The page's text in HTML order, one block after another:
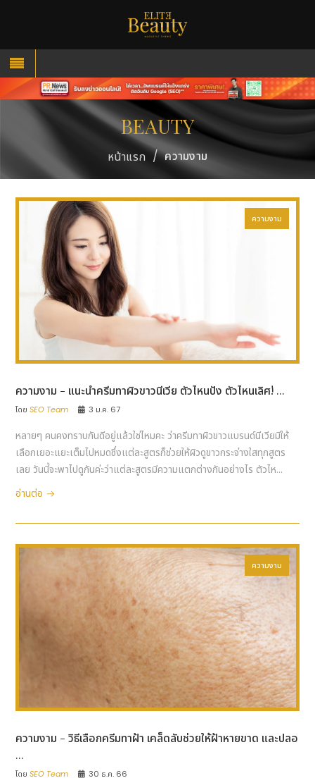
BEAUTY
หน้าแรก / ความงาม
ความงาม
ความงาม - แนะนำครีมทาผิวขาวนีเวีย ตัวไหนปัง ตัวไหนเลิศ! ...
โดยSEO Team 3 ม.ค. 67
หลายๆ คนคงทราบกันดีอยู่แล้วใช่ไหมคะ ว่าครีมทาผิวขาวแบรนด์นีเวียมีให้
เลือกเยอะแยะเต็มไปหมดซึ่งแต่ละสูตรก็ช่วยให้ผิวดูขาวกระจ่างใสทุกสูตร
เลย วันนี้จะพาไปดูกันค่ะว่าแต่ละสูตรมีความแตกต่างกันอย่างไร ตัวไห...
อ่านต่อ
ความงาม
ความงาม - วิธีเลือกครีมทาฝ้า เคล็ดลับช่วยให้ฝ้าหายขาด และปลอ
...
โดยSEO Team 30 ธ.ค. 66